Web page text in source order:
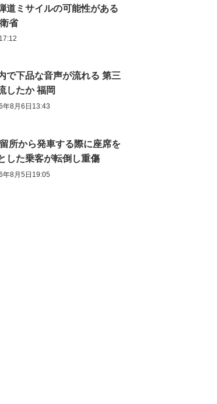
道ミサイルの可能性がある
省
で下品な音声が流れる 第三
したか 福岡
年8月6日13:43
所から発車する際に座席を
した乗客が転倒し重傷
年8月5日19:05